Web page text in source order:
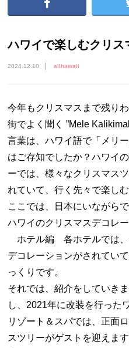
ハワイで楽しむクリス
2024.12.10 allhawaii
今年もクリスマスまで残り
街でよく聞く ”Mele
言葉は、ハワイ語で「メリ
はご存知でしたか？ハワイ
ーでは、様々なクリスマス
れていて、行く先々で楽し
ここでは、日本にいながら
ハワイのクリスマスデコレ
ホテル編 各ホテルでは、
デコレーションがされてい
っくりです。
それでは、紹介をしていき
し、2021年に改装を行った
リゾート＆スパでは、正面
スツリーがゲストを迎えます